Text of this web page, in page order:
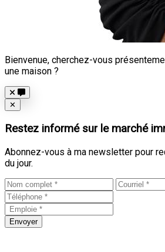
Bienvenue, cherchez-vous
une maison ?
Close
✕
Restez informé sur le marché
Abonnez-vous à ma newsletter pour
du jour.
Envoyer